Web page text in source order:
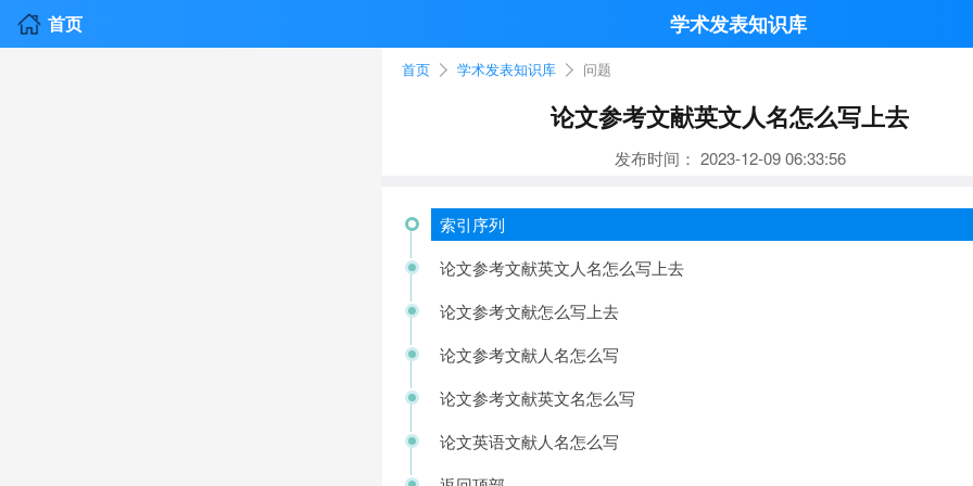
首页 学术发表知识库
首页 学术发表知识库 问题
论文参考文献英文人名怎么写上去
发布时间： 2023-12-09 06:33:56
索引序列
论文参考文献英文人名怎么写上去
论文参考文献怎么写上去
论文参考文献人名怎么写
论文参考文献英文名怎么写
论文英语文献人名怎么写